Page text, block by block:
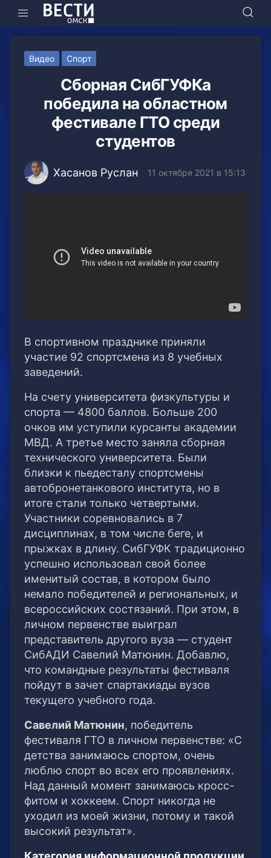
Видео Спорт
Сборная СибГУФКа
победила на областном
фестивале ГТО среди
студентов
Хасанов Руслан 11 октября 2021 в 15:13
В спортивном празднике приняли
участие 92 спортсмена из 8 учебных
заведений.
На счету университета физкультуры и
спорта — 4800 баллов. Больше 200
очков им уступили курсанты академии
МВД. А третье место заняла сборная
технического университета. Были
близки к пьедесталу спортсмены
автобронетанкового института, но в
итоге стали только четвертыми.
Участники соревновались в 7
дисциплинах, в том числе беге, и
прыжках в длину. СибГУФК традиционно
успешно использовал свой более
именитый состав, в котором было
немало победителей и региональных, и
всероссийских состязаний. При этом, в
личном первенстве выиграл
представитель другого вуза — студент
СибАДИ Савелий Матюнин. Добавлю,
что командные результаты фестиваля
пойдут в зачет спартакиады вузов
текущего учебного года.
Савелий Матюнин, победитель
фестиваля ГТО в личном первенстве: «С
детства занимаюсь спортом, очень
люблю спорт во всех его проявлениях.
Над данный момент занимаюсь кросс-
фитом и хоккеем. Спорт никогда не
уходил из моей жизни, потому и такой
высокий результат».